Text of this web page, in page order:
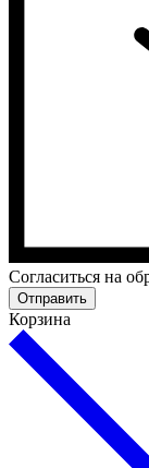
Cогласиться на
Отправить
Корзина